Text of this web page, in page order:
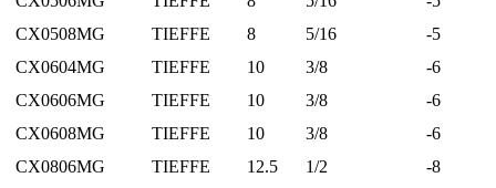
CX0508MG
TIEFFE 8 5/16 -5
CX0604MG
TIEFFE 10 3/8 -6
CX0606MG
TIEFFE 10 3/8 -6
CX0608MG
TIEFFE 10 3/8 -6
CX0806MG
TIEFFE 12.5 1/2 -8